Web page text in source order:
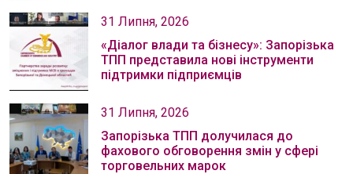
31 Липня, 2026
«Діалог влади та бізнесу»: Запорізька
ТПП представила нові інструменти
підтримки підприємців
31 Липня, 2026
Запорізька ТПП долучилася до
фахового обговорення змін у сфері
торговельних марок